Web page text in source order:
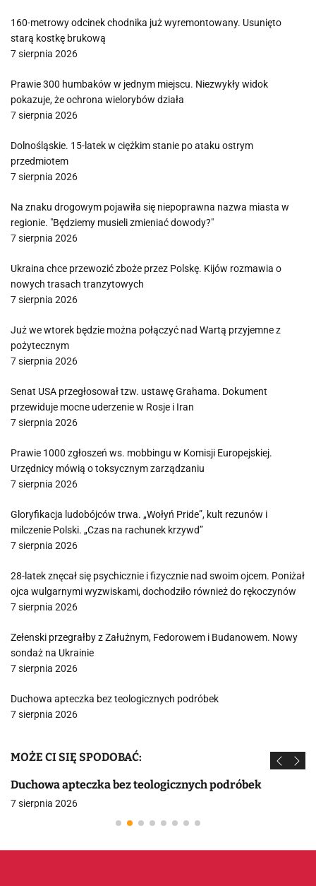
160-metrowy odcinek chodnika już wyremontowany. Usunięto
starą kostkę brukową
7 sierpnia 2026
Prawie 300 humbaków w jednym miejscu. Niezwykły widok
pokazuje, że ochrona wielorybów działa
7 sierpnia 2026
Dolnośląskie. 15-latek w ciężkim stanie po ataku ostrym
przedmiotem
7 sierpnia 2026
Na znaku drogowym pojawiła się niepoprawna nazwa miasta w
regionie. "Będziemy musieli zmieniać dowody?"
7 sierpnia 2026
Ukraina chce przewozić zboże przez Polskę. Kijów rozmawia o
nowych trasach tranzytowych
7 sierpnia 2026
Już we wtorek będzie można połączyć nad Wartą przyjemne z
pożytecznym
7 sierpnia 2026
Senat USA przegłosował tzw. ustawę Grahama. Dokument
przewiduje mocne uderzenie w Rosje i Iran
7 sierpnia 2026
Prawie 1000 zgłoszeń ws. mobbingu w Komisji Europejskiej.
Urzędnicy mówią o toksycznym zarządzaniu
7 sierpnia 2026
Gloryfikacja ludobójców trwa. „Wołyń Pride”, kult rezunów i
milczenie Polski. „Czas na rachunek krzywd”
7 sierpnia 2026
28-latek znęcał się psychicznie i fizycznie nad swoim ojcem. Poniżał
ojca wulgarnymi wyzwiskami, dochodziło również do rękoczynów
7 sierpnia 2026
Zełenski przegrałby z Załużnym, Fedorowem i Budanowem. Nowy
sondaż na Ukrainie
7 sierpnia 2026
Duchowa apteczka bez teologicznych podróbek
7 sierpnia 2026
MOŻE CI SIĘ SPODOBAĆ:
Duchowa apteczka bez teologicznych podróbek
7 sierpnia 2026